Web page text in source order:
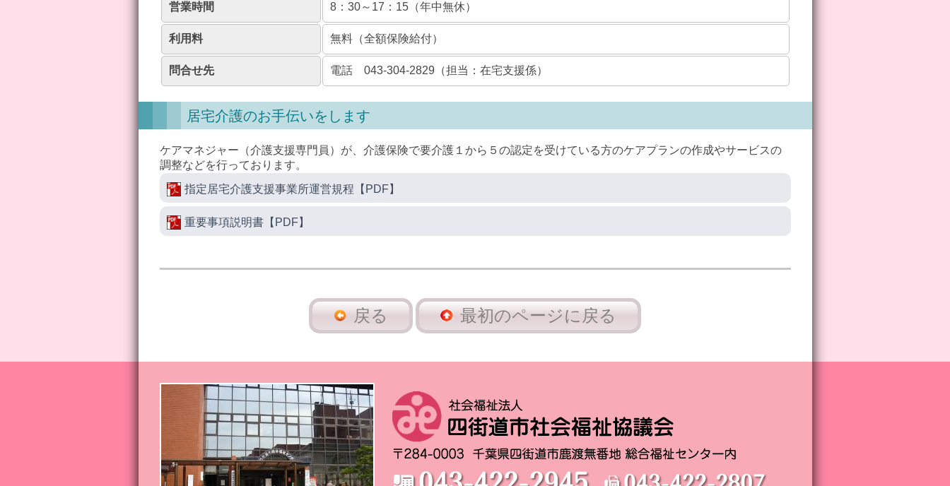
営業時間 8：30～17：15（年中無休）
利用料 無料（全額保険給付）
問合せ先 電話 043-304-2829（担当：在宅支援係）
居宅介護のお手伝いをします
ケアマネジャー（介護支援専門員）が、介護保険で要介護１から５の認定を受けている方のケアプランの作成やサービスの
調整などを行っております。
指定居宅介護支援事業所運営規程【PDF】
重要事項説明書【PDF】
戻る 最初のページに戻る